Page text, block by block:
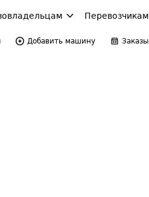
Перевозчикам
Добавить машину Заказы